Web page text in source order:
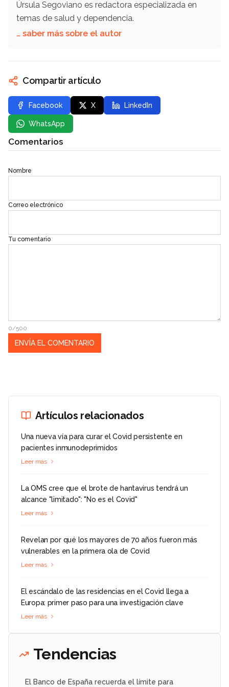
Úrsula Segoviano es redactora especializada en
temas de salud y dependencia.
… saber más sobre el autor
Compartir artículo
Facebook X LinkedIn
WhatsApp
Comentarios
Nombre
Correo electrónico
Tu comentario
0/500
Artículos relacionados
Una nueva vía para curar el Covid persistente en
pacientes inmunodeprimidos
Leer más
La OMS cree que el brote de hantavirus tendrá un
alcance "limitado": "No es el Covid"
Leer más
Revelan por qué los mayores de 70 años fueron más
vulnerables en la primera ola de Covid
Leer más
El escándalo de las residencias en el Covid llega a
Europa: primer paso para una investigación clave
Leer más
Tendencias
El Banco de España recuerda el límite para